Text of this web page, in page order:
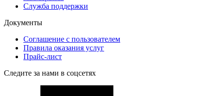
Служба поддержки
Документы
Соглашение с пользователем
Правила оказания услуг
Прайс-лист
Следите за нами в соцсетях